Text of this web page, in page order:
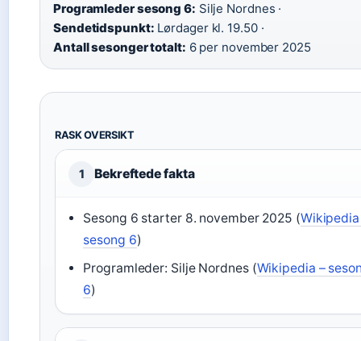
Programleder sesong 6: Silje Nordnes ·
Sendetidspunkt: Lørdager kl. 19.50 ·
Antall sesonger totalt: 6 per november 2025
RASK OVERSIKT
1 Bekreftede fakta
Sesong 6 starter 8. november 2025 (Wikipedia
sesong 6)
Programleder: Silje Nordnes (Wikipedia –
6)